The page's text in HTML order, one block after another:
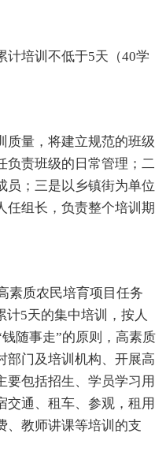
计培训不低于5天（40学
质量，将建立规范的班级
负责班级的日常管理；二
员；三是以乡镇街为单位
任组长，负责整个培训期
素质农民培育项目任务
计5天的集中培训，按人
随事走”的原则，高素质
部门及培训机构、开展高
要包括招生、学员学习用
交通、租车、参观，租用
、教师讲课等培训的支